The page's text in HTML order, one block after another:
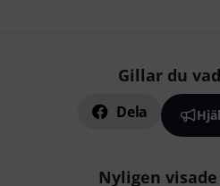
Gillar du
Dela
Nyligen